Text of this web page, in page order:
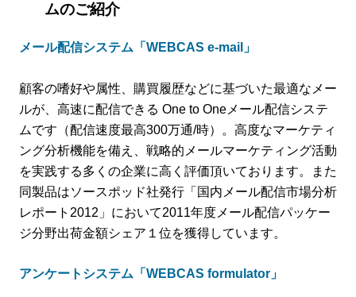
ムのご紹介
メール配信システム「WEBCAS e-mail」
顧客の嗜好や属性、購買履歴などに基づいた最適なメー
ルが、高速に配信できる One to Oneメール配信システ
ムです（配信速度最高300万通/時）。高度なマーケティ
ング分析機能を備え、戦略的メールマーケティング活動
を実践する多くの企業に高く評価頂いております。また
同製品はソースポッド社発行「国内メール配信市場分析
レポート2012」において2011年度メール配信パッケー
ジ分野出荷金額シェア１位を獲得しています。
アンケートシステム「WEBCAS formulator」